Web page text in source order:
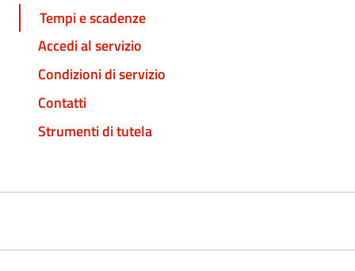
Tempi e scadenze
Accedi al servizio
Condizioni di servizio
Contatti
Strumenti di tutela